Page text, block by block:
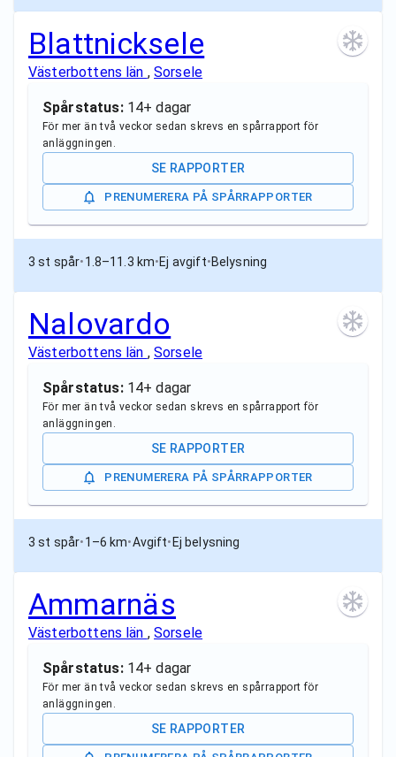
Blattnicksele
Västerbottens län , Sorsele
Spårstatus: 14+ dagar
För mer än två veckor sedan skrevs en spårrapport för
anläggningen.
SE RAPPORTER
PRENUMERERA PÅ SPÅRRAPPORTER
3 st spår•1.8–11.3 km•Ej avgift•Belysning
Nalovardo
Västerbottens län , Sorsele
Spårstatus: 14+ dagar
För mer än två veckor sedan skrevs en spårrapport för
anläggningen.
SE RAPPORTER
PRENUMERERA PÅ SPÅRRAPPORTER
3 st spår•1–6 km•Avgift• Ej belysning
Ammarnäs
Västerbottens län , Sorsele
Spårstatus: 14+ dagar
För mer än två veckor sedan skrevs en spårrapport för
anläggningen.
SE RAPPORTER